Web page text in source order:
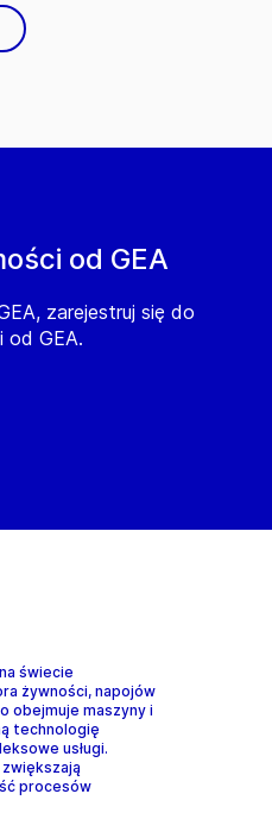
od GEA
zarejestruj się do
od GEA.
świecie
żywności, napojów
obejmuje maszyny i
technologię
usługi.
procesów